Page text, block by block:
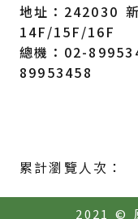
地址：242030
14F/15F/16F
總機：02-
89953458
累計瀏覽人次：
2021 ©